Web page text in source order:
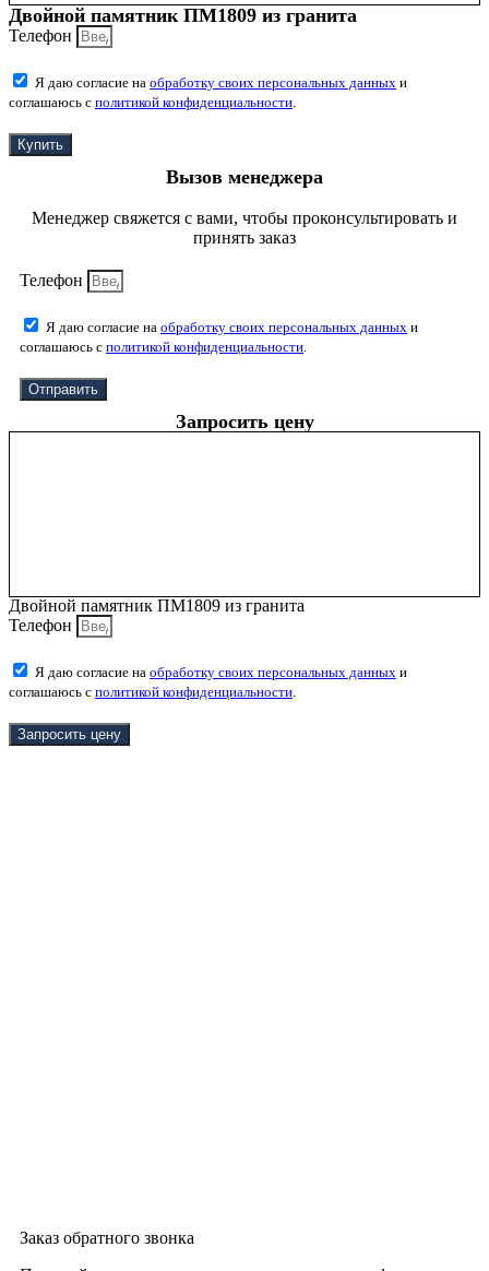
Двойной памятник ПМ1809 из гранита
Телефон
Я даю согласие на обработку своих персональных данных и
соглашаюсь с политикой конфиденциальности
Купить
Вызов менеджера
Менеджер свяжется с вами, чтобы проконсультировать и
принять заказ
Телефон
Я даю согласие на обработку своих персональных данных и
соглашаюсь с политикой конфиденциальности
Отправить
Запросить цену
Двойной памятник ПМ1809 из гранита
Телефон
Я даю согласие на обработку своих персональных данных и
соглашаюсь с политикой конфиденциальности
Запросить цену
Заказ обратного звонка